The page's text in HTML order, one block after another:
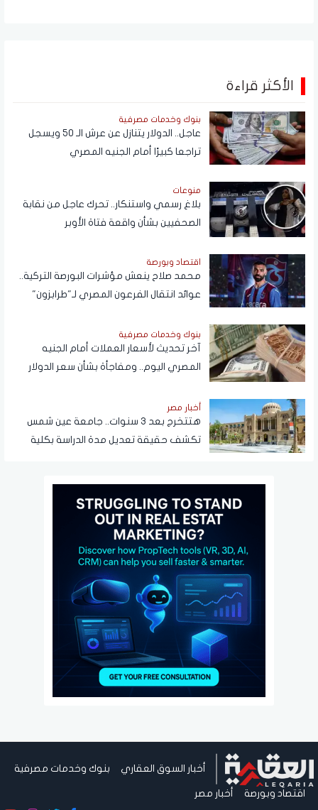
الأكثر قراءة
بنوك وخدمات مصرفية
عاجل.. الدولار يتنازل عن عرش الـ 50 ويسجل
تراجعا كبيرًا أمام الجنيه المصري
منوعات
بلاغ رسمي واستنكار.. تحرك عاجل من نقابة
الصحفيين بشأن واقعة فتاة الأوبر
اقتصاد وبورصة
محمد صلاح ينعش مؤشرات البورصة التركية..
عوائد انتقال الفرعون المصري لـ"طرابزون"
بنوك وخدمات مصرفية
آخر تحديث لأسعار العملات أمام الجنيه
المصري اليوم.. ومفاجأة بشأن سعر الدولار
أخبار مصر
هتتخرج بعد 3 سنوات.. جامعة عين شمس
تكشف حقيقة تعديل مدة الدراسة بكلية
أخبار السوق العقاري بنوك وخدمات مصرفية
اقتصاد وبورصة أخبار مصر